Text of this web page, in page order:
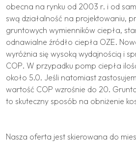
obecna na rynku od 2003 r. i od
swą działalność na projektowaniu,
gruntowych wymienników ciepła,
odnawialne źródło ciepła OZE.
wyróżnia się wysoką wydajnością i
COP. W przypadku pomp ciepła
około 5.0. Jeśli natomiast
wartość COP wzrośnie do 20.
to skuteczny sposób na obniżenie
Nasza oferta jest skierowana do